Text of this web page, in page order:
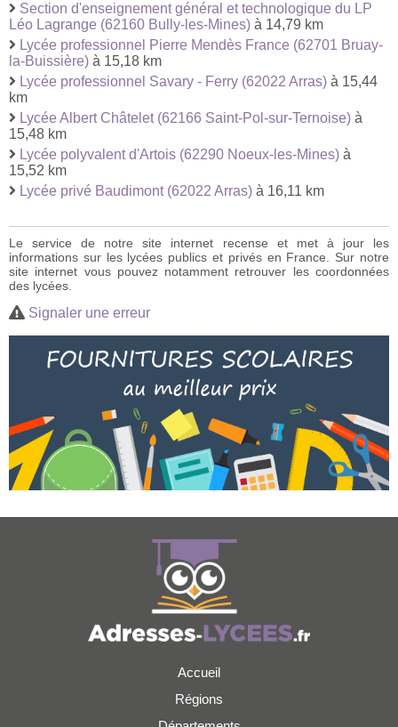
Section d'enseignement général et technologique du LP
Léo Lagrange (62160 Bully-les-Mines) à 14,79 km
Lycée professionnel Pierre Mendès France (62701 Bruay-
la-Buissière) à 15,18 km
Lycée professionnel Savary - Ferry (62022 Arras) à 15,44
km
Lycée Albert Châtelet (62166 Saint-Pol-sur-Ternoise) à
15,48 km
Lycée polyvalent d'Artois (62290 Noeux-les-Mines) à
15,52 km
Lycée privé Baudimont (62022 Arras) à 16,11 km
Le service de notre site internet recense et met à jour les
informations sur les lycées publics et privés en France. Sur notre
site internet vous pouvez notamment retrouver les coordonnées
des lycées.
Signaler une erreur
Accueil
Régions